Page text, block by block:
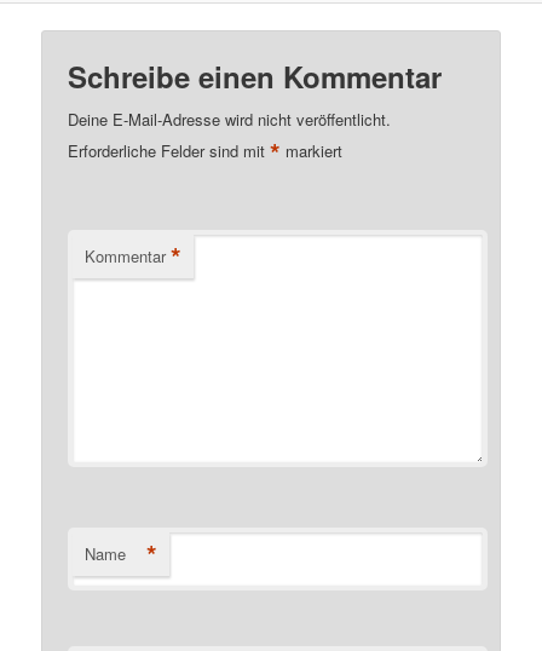
Schreibe einen Kommentar
Deine E-Mail-Adresse wird nicht veröffentlicht.
Erforderliche Felder sind mit* markiert
Kommentar *
Name *